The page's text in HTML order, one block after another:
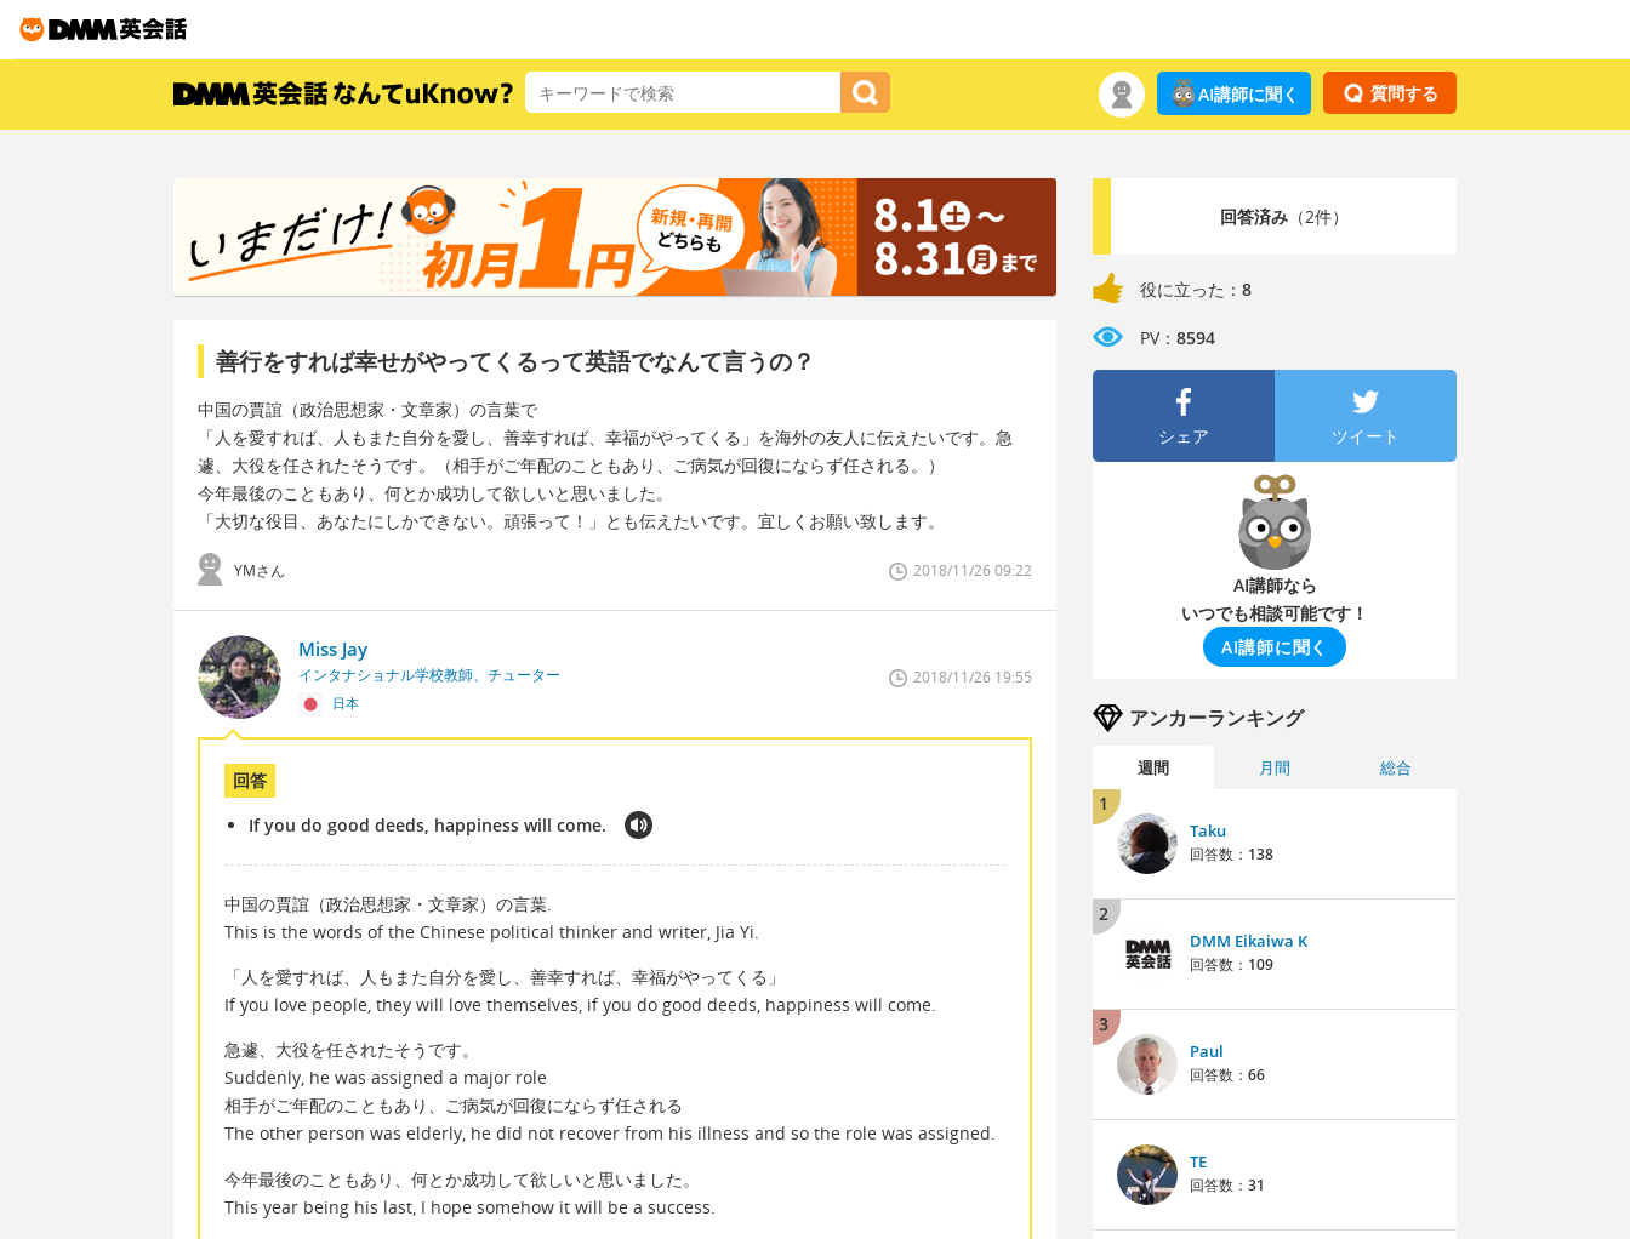
質問する
AI講師に聞く
善行をすれば幸せがやってくるって英語でなんて言うの？
中国の賈誼（政治思想家・文章家）の言葉で
「人を愛すれば、人もまた自分を愛し、善幸すれば、幸福がやってくる」を海外の友人に伝えたいです。急
遽、大役を任されたそうです。（相手がご年配のこともあり、ご病気が回復にならず任される。）
今年最後のこともあり、何とか成功して欲しいと思いました。
「大切な役目、あなたにしかできない。頑張って！」とも伝えたいです。宜しくお願い致します。
YMさん 2018/11/26 09:22
Miss Jay
インタナショナル学校教師、チューター
日本
2018/11/26 19:55
回答
If you do good deeds, happiness will come.
中国の賈誼（政治思想家・文章家）の言葉.
This is the words of the Chinese political thinker and writer, Jia Yi.
「人を愛すれば、人もまた自分を愛し、善幸すれば、幸福がやってくる」
If you love people, they will love themselves, if you do good deeds, happiness will come.
急遽、大役を任されたそうです。
Suddenly, he was assigned a major role
相手がご年配のこともあり、ご病気が回復にならず任される
The other person was elderly, he did not recover from his illness and so the role was assigned.
今年最後のこともあり、何とか成功して欲しいと思いました。
This year being his last, I hope somehow it will be a success.
回答済み（2件）
役に立った： 8
PV： 8594
シェア ツイート
AI講師なら
いつでも相談可能です！
AI講師に聞く
アンカーランキング
週間 月間 総合
1
Taku
回答数： 138
2
DMM Eikaiwa K
回答数： 109
3
Paul
回答数： 66
TE
回答数： 31